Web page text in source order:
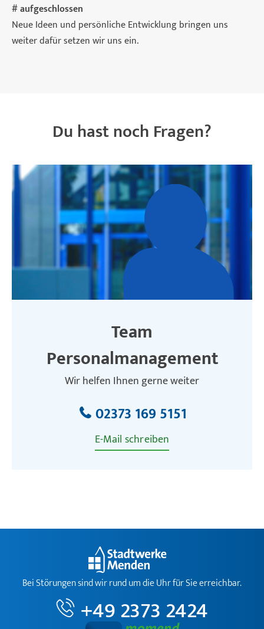
# aufgeschlossen
Neue Ideen und persönliche Entwicklung bringen uns
weiter dafür setzen wir uns ein.
Du hast noch Fragen?
Team
Personalmanagement
Wir helfen Ihnen gerne weiter
02373 169 5151
E-Mail schreiben
Bei Störungen sind wir rund um die Uhr für Sie erreichbar.
+49 2373 2424